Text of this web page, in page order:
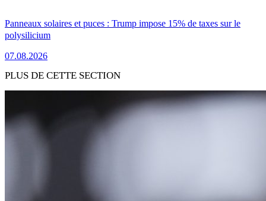
Panneaux solaires et puces : Trump impose 15% de taxes sur le
polysilicium
07.08.2026
PLUS DE CETTE SECTION